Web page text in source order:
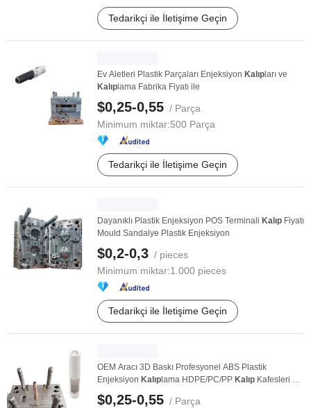
Tedarikçi ile İletişime Geçin
Ev Aletleri Plastik Parçaları Enjeksiyon Kalıp ları ve
Kalıp lama Fabrika Fiyatı ile
$0,25-0,55 / Parça
Minimum miktar:500 Parça
Tedarikçi ile İletişime Geçin
Dayanıklı Plastik Enjeksiyon POS Terminali Kalıp Fiyatı
Mould Sandalye Plastik Enjeksiyon
$0,2-0,3 / pieces
Minimum miktar:1.000 pieces
Tedarikçi ile İletişime Geçin
OEM Aracı 3D Baskı Profesyonel ABS Plastik
Enjeksiyon Kalıp lama HDPE/PC/PP Kalıp Kafesleri ve
...
$0,25-0,55 / Parça